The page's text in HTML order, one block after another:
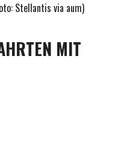
MIT
Stellantis via aum)